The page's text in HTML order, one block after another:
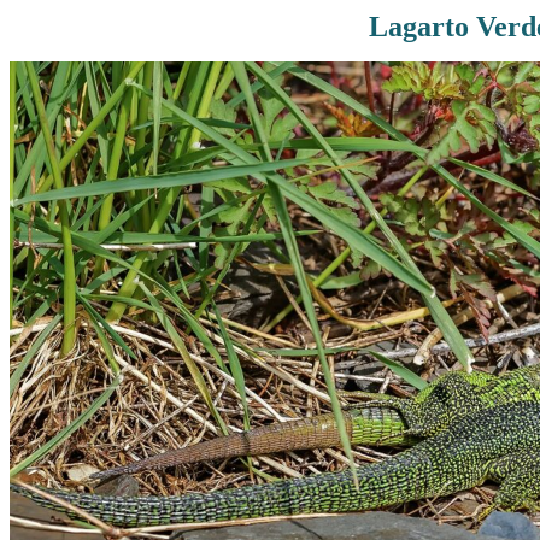
Terremotos
Topográficos
Vértices Geodésicos
Lagarto